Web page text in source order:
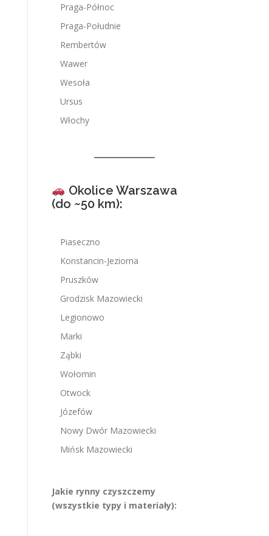
Praga-Północ
Praga-Południe
Rembertów
Wawer
Wesoła
Ursus
Włochy
Okolice Warszawa
(do ~50 km):
Piaseczno
Konstancin-Jeziorna
Pruszków
Grodzisk Mazowiecki
Legionowo
Marki
Ząbki
Wołomin
Otwock
Józefów
Nowy Dwór Mazowiecki
Mińsk Mazowiecki
Jakie rynny czyszczemy
(wszystkie typy i materiały):